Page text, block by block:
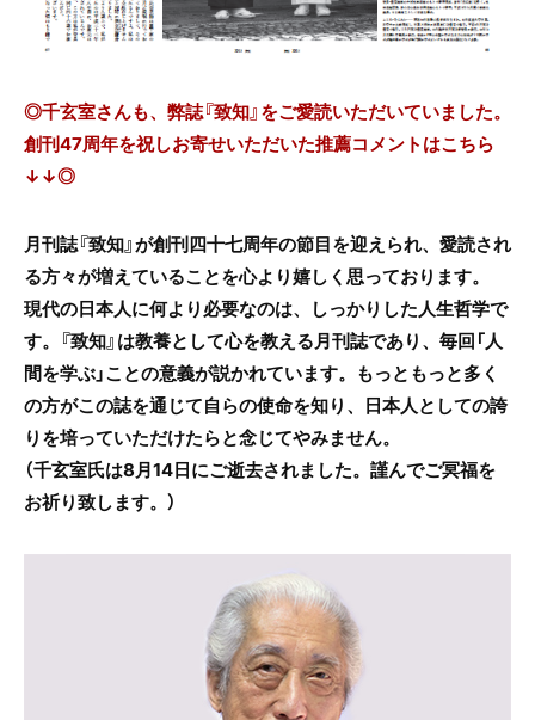
◎千玄室さんも、弊誌『致知』をご愛読いただいていました。
創刊47周年を祝しお寄せいただいた推薦コメントはこちら
↓↓◎
月刊誌『致知』が創刊四十七周年の節目を迎えられ、愛読され
る方々が増えていることを心より嬉しく思っております。
現代の日本人に何より必要なのは、しっかりした人生哲学で
す。『致知』は教養として心を教える月刊誌であり、毎回「人
間を学ぶ」ことの意義が説かれています。もっともっと多く
の方がこの誌を通じて自らの使命を知り、日本人としての誇
りを培っていただけたらと念じてやみません。
（千玄室氏は8月14日にご逝去されました。謹んでご冥福を
お祈り致します。）